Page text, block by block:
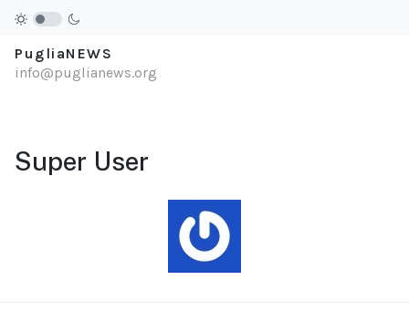
PugliaNEWS
info@puglianews.org
Super User